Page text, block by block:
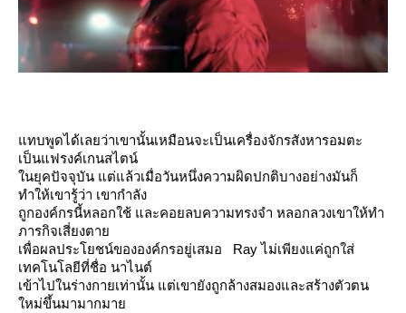
ทบพูดได้เลยว่าเขานั้นเหมือนจะเป็นเครื่องจักรสังหารอมตะ
เป็นแฟรงค์เกนสไตน์
นยุคปัจจุบัน แต่แล้วเมื่อวันหนึ่งความผิดปกติบางอย่างมันก็
ทำให้เขารู้ว่า เขากำลัง
ถูกองค์กรนี้หลอกใช้ และคอยลบความทรงจำ หลอกลวงเขาให้ทำ
ภารกิจเสี่ยงตา
เพื่อผลประโยชน์ขององค์กรอยู่เสมอ Ray ไม่เพียงแค่ถูกใส่
เทคโนโลยีที่ชื่อ นาไนต์
เข้าไปในร่างกายเท่านั้น แต่เขายังถูกล้างสมองและสร้างตัวตน
หม่ขึ้นมามากมา